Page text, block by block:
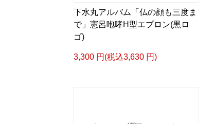
下水丸アルバム「仏の顔も三度ま
で」憲呂咆哮H型エプロン(黒ロ
ゴ)
3,300 円(税込3,630 円)